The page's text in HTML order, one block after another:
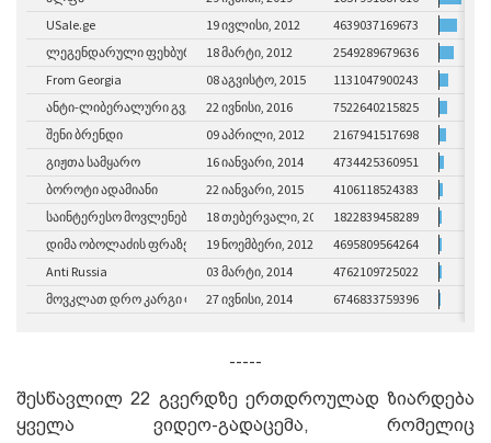
-----
შესწავლილ 22 გვერდზე ერთდროულად ზიარდება
ყველა ვიდეო-გადაცემა, რომელიც